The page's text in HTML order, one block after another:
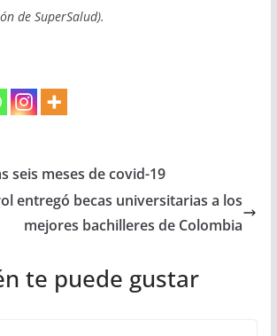
de SuperSalud).
seis meses de covid-19
entregó becas universitarias a los
mejores bachilleres de Colombia
te puede gustar